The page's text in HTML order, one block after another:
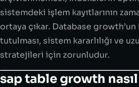
sistemdeki işlem kayıtlarının
ortaya çıkar. Database
tutulması, sistem kararlılığı ve
stratejileri için zorunludur.
sap table growth nasıl